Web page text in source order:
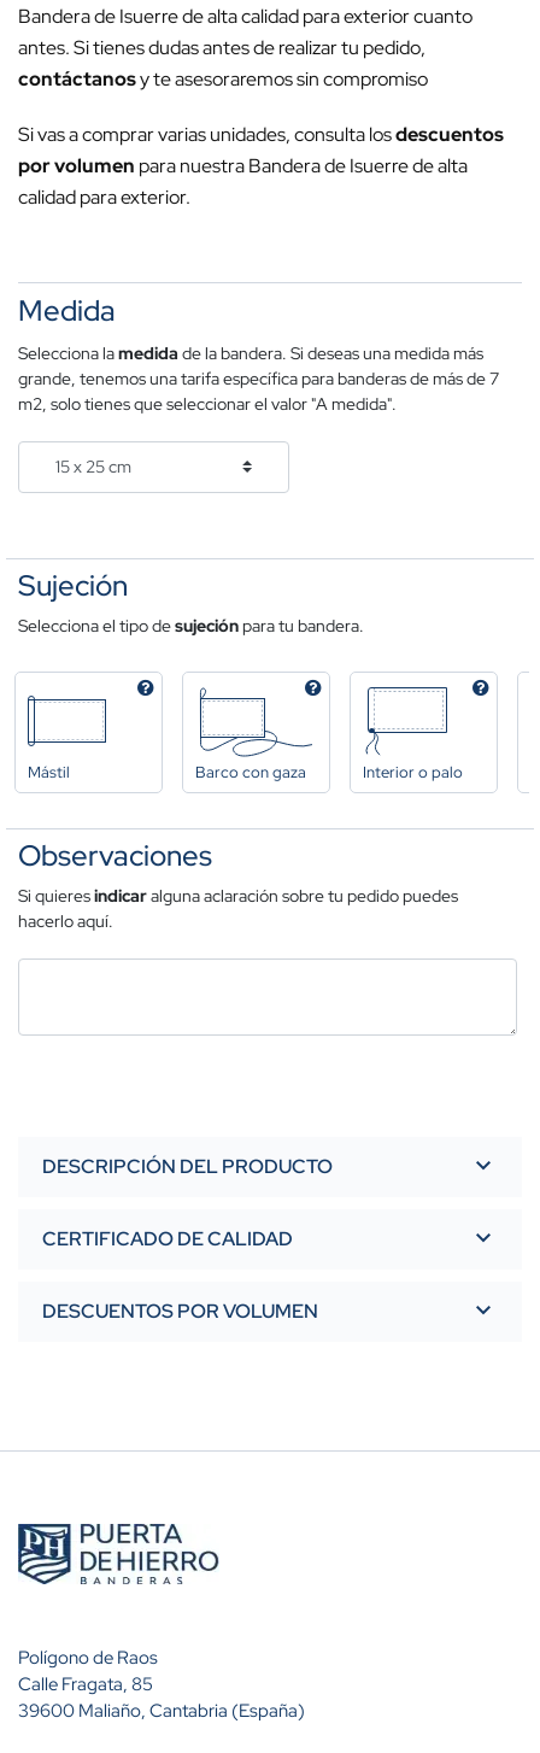
Bandera de Isuerre de alta calidad para exterior cuanto
antes. Si tienes dudas antes de realizar tu pedido,
contáctanosy te asesoraremos sin compromiso
Si vas a comprar varias unidades, consulta losdescuentos
por volumen para nuestra Bandera de Isuerre de alta
calidad para exterior.
Medida
Selecciona lamedida de la bandera. Si deseas una medida más
grande, tenemos una tarifa específica para banderas de más de 7
m2, solo tienes que seleccionar el valor "A medida".
Sujeción
Selecciona el tipo desujeciónpara tu bandera.
Mástil Barco con gaza Interior o palo
Observaciones
Si quieresindicaralguna aclaración sobre tu pedido puedes
hacerlo aquí.
DESCRIPCIÓN DEL PRODUCTO
CERTIFICADO DE CALIDAD
DESCUENTOS POR VOLUMEN
Polígono de Raos
Calle Fragata, 85
39600 Maliaño, Cantabria (España)